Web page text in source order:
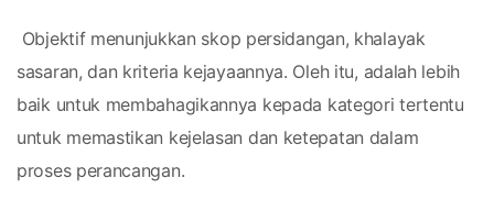
sasaran, dan kriteria kejayaannya. Oleh itu, adalah lebih
baik untuk membahagikannya kepada kategori tertentu
untuk memastikan kejelasan dan ketepatan dalam
proses perancangan.